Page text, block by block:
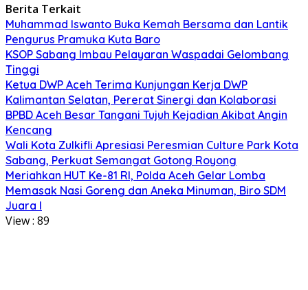
Berita Terkait
Muhammad Iswanto Buka Kemah Bersama dan Lantik
Pengurus Pramuka Kuta Baro
KSOP Sabang Imbau Pelayaran Waspadai Gelombang
Tinggi
Ketua DWP Aceh Terima Kunjungan Kerja DWP
Kalimantan Selatan, Pererat Sinergi dan Kolaborasi
BPBD Aceh Besar Tangani Tujuh Kejadian Akibat Angin
Kencang
Wali Kota Zulkifli Apresiasi Peresmian Culture Park Kota
Sabang, Perkuat Semangat Gotong Royong
Meriahkan HUT Ke-81 RI, Polda Aceh Gelar Lomba
Memasak Nasi Goreng dan Aneka Minuman, Biro SDM
Juara I
View : 89